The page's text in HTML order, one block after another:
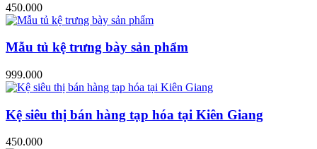
450.000
Mẫu tủ kệ trưng bày sản phẩm
999.000
Kệ siêu thị bán hàng tạp hóa tại Kiên Giang
450.000